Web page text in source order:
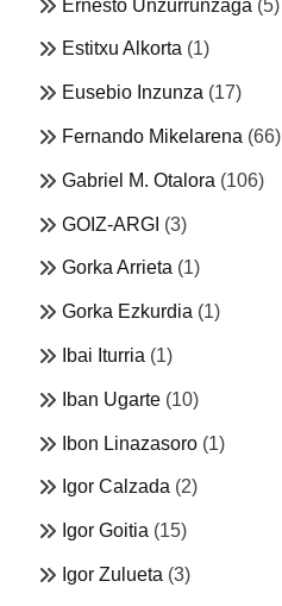
Ernesto Unzurrunzaga (5)
Estitxu Alkorta (1)
Eusebio Inzunza (17)
Fernando Mikelarena (66)
Gabriel M. Otalora (106)
GOIZ-ARGI (3)
Gorka Arrieta (1)
Gorka Ezkurdia (1)
Ibai Iturria (1)
Iban Ugarte (10)
Ibon Linazasoro (1)
Igor Calzada (2)
Igor Goitia (15)
Igor Zulueta (3)